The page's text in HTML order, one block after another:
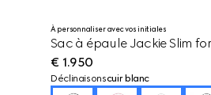
À personnaliser avec vos initiales
Sac à épaule Jackie Slim
€ 1.950
Déclinaisonscuir blanc